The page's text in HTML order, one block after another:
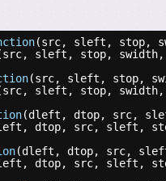
(src, sleft, stop,
sleft, stop, swidth,
(src, sleft, stop,
sleft, stop,
(dleft, dtop, src,
dtop, src, sleft,
(dleft, dtop, src,
dtop, src, sleft,